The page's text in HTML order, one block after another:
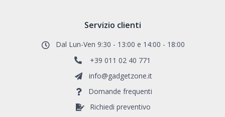
Servizio clienti
Dal Lun-Ven 9:30 - 13:00 e 14:00 - 18:00
+39 011 02 40 771
info@gadgetzone.it
Domande frequenti
Richiedi preventivo